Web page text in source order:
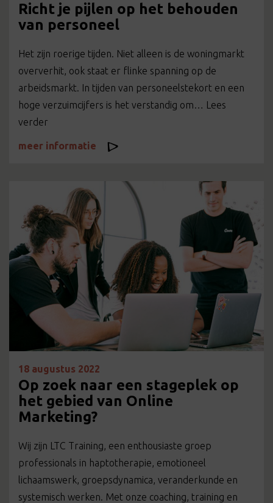
Richt je pijlen op het behouden
van personeel
Het zijn roerige tijden. Niet alleen is de woningmarkt
oververhit, ook staat er flinke spanning op de
arbeidsmarkt. In tijden van personeelstekort en een
hoge verzuimcijfers is het verstandig om… Lees
verder
meer informatie
18 augustus 2022
Op zoek naar een stageplek op
het gebied van Online
Marketing?
Wij zijn LTC Training, een enthousiaste groep
professionals in haptotherapie, emotioneel
lichaamswerk, groepsdynamica, veranderkunde en
systemisch werken. Met onze coaching, training en